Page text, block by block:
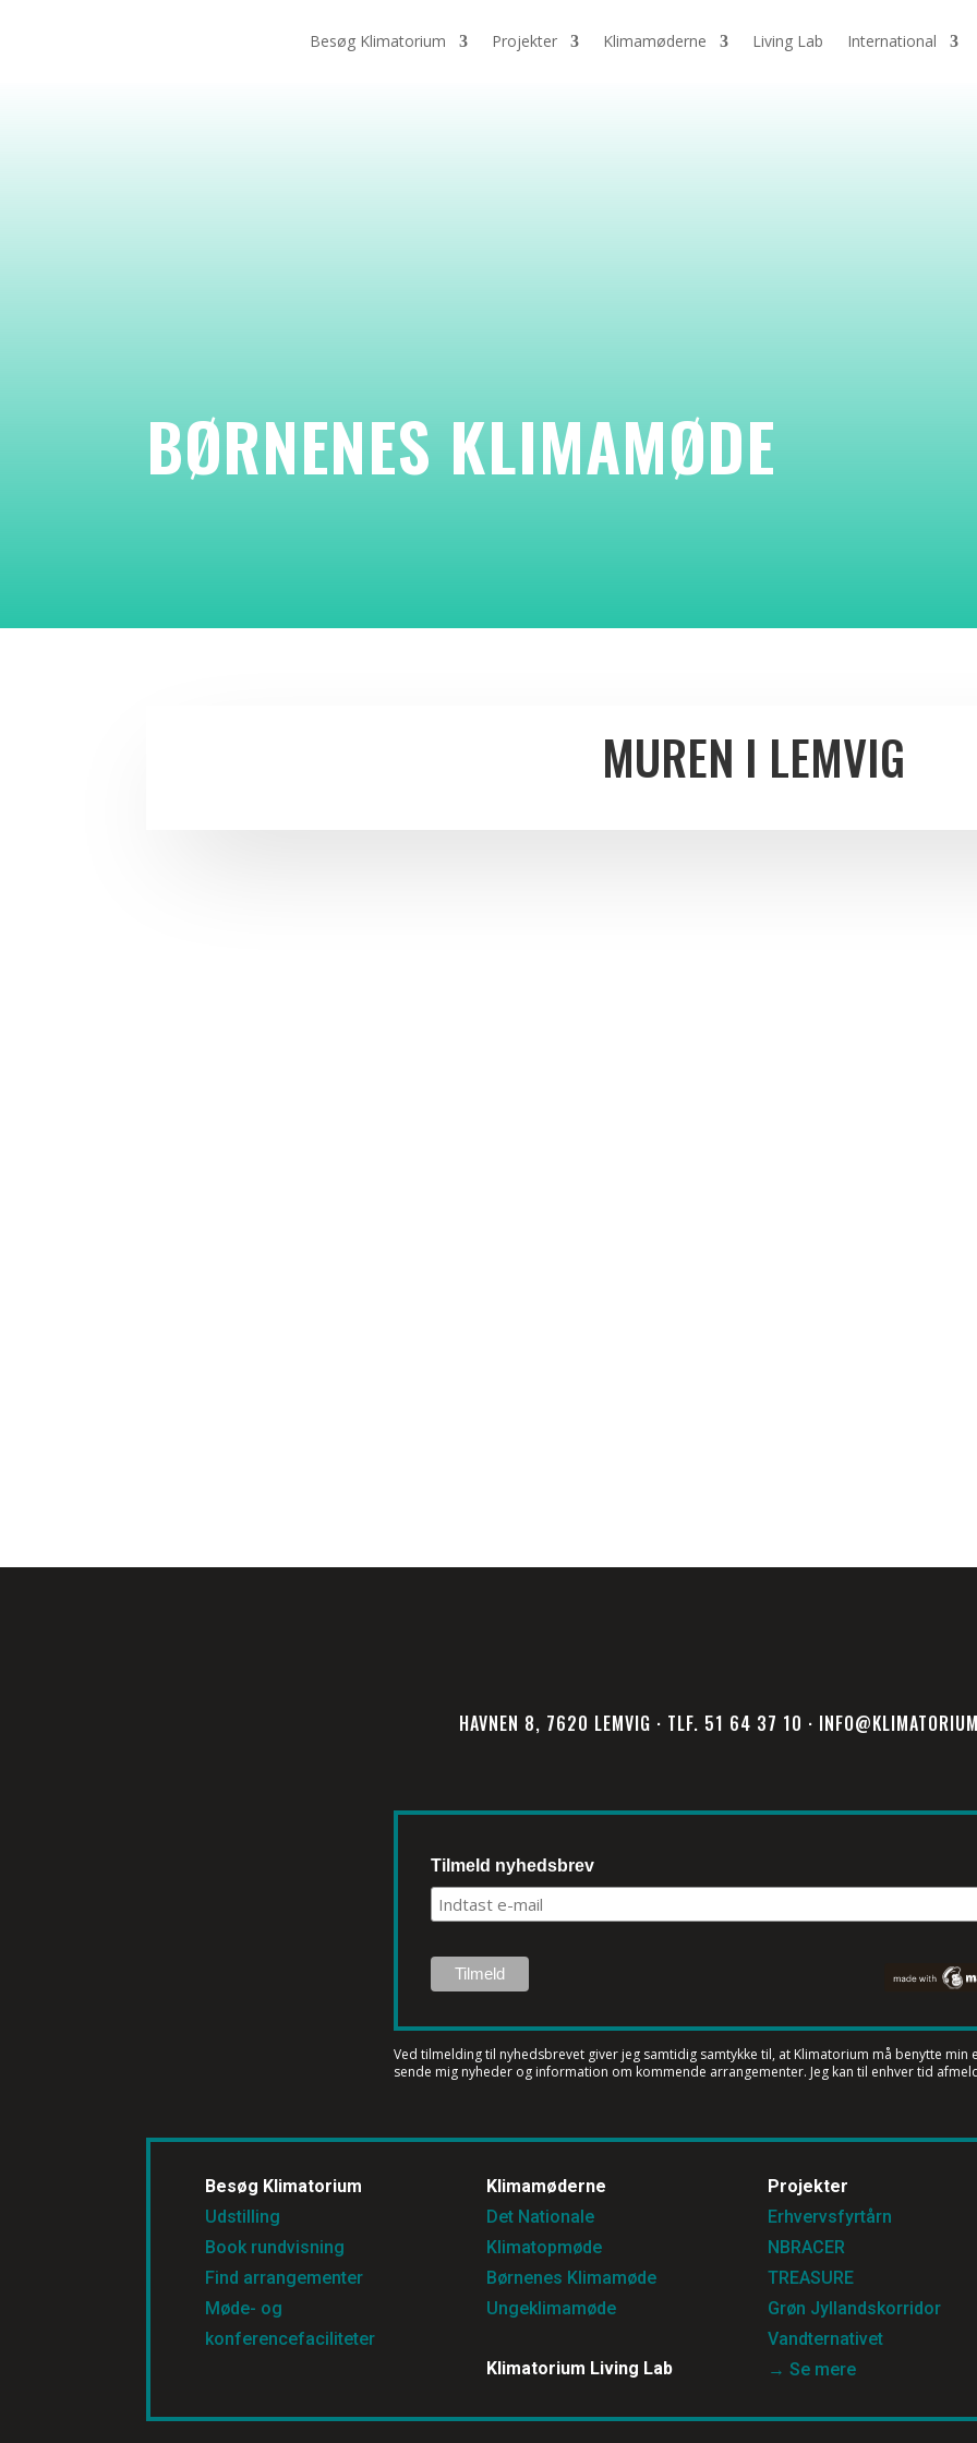
Besøg Klimatorium Projekter Klimamøderne Living Lab International
BØRNENES KLIMAMØDE
MUREN I LEMVIG
HAVNEN 8, 7620 LEMVIG · TLF. 51 64 37 10 ·
Tilmeld nyhedsbrev
Ved tilmelding til nyhedsbrevet giver jeg samtidig samtykke til, at Klimatorium må benytte min
sende mig nyheder og information om kommende arrangementer. Jeg kan til enhver tid
Besøg Klimatorium
Udstilling
Book rundvisning
Find arrangementer
Møde- og
konferencefaciliteter
Klimamøderne
Det Nationale
Klimatopmøde
Børnenes Klimamøde
Ungeklimamøde
Klimatorium Living Lab
Projekter
Erhvervsfyrtårn
NBRACER
TREASURE
Grøn Jyllandskorridor
Vandternativet
→ Se mere